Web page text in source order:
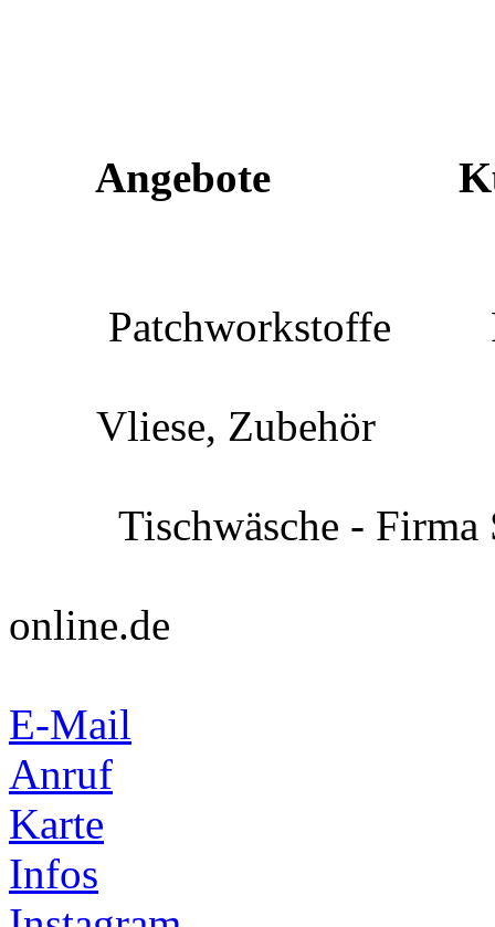
Angebote
Patchworkstoffe
Vliese, Zubehör
Tischwäsche -
online.de
E-Mail
Anruf
Karte
Infos